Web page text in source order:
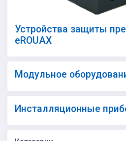
Устройства защиты
eROUAX
Модульное
Инсталляционные